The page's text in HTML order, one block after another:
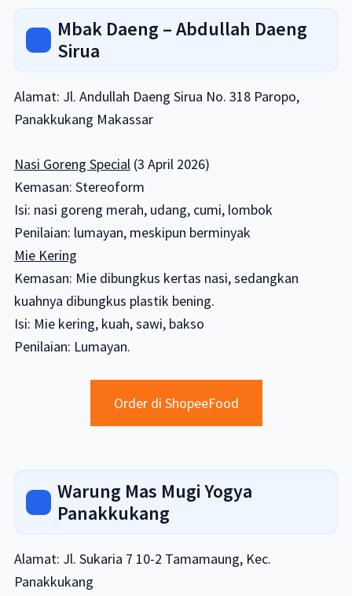
Mbak Daeng – Abdullah Daeng
Sirua
Alamat: Jl. Andullah Daeng Sirua No. 318 Paropo,
Panakkukang Makassar
Nasi Goreng Special(3 April 2026)
Kemasan: Stereoform
Isi: nasi goreng merah, udang, cumi, lombok
Penilaian: lumayan, meskipun berminyak
Mie Kering
Kemasan: Mie dibungkus kertas nasi, sedangkan
kuahnya dibungkus plastik bening.
Isi: Mie kering, kuah, sawi, bakso
Penilaian: Lumayan.
Order di ShopeeFood
Warung Mas Mugi Yogya
Panakkukang
Alamat: Jl. Sukaria 7 10-2 Tamamaung, Kec.
Panakkukang